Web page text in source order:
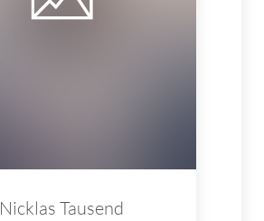
Nicklas Tausend